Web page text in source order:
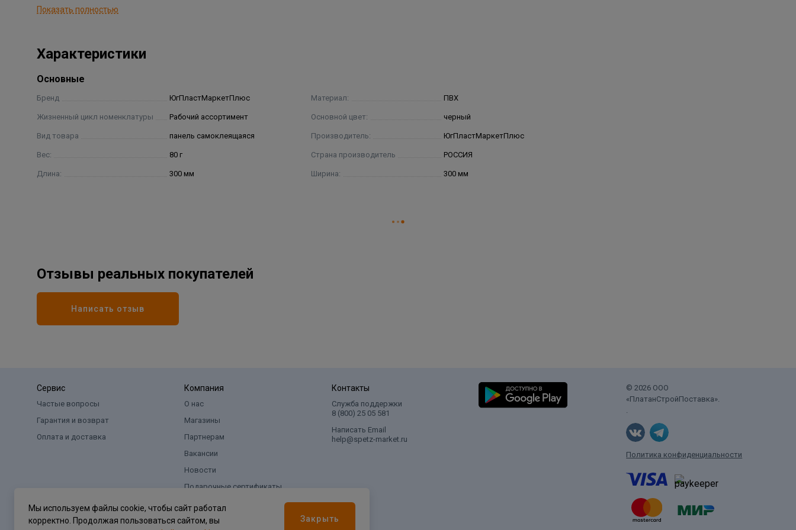
4. Приклейте плитку на поверхност
Показать полностью
Характеристики
Основные
Бренд ЮгПластМаркетПлюс
Жизненный цикл номенклатуры Рабочий ассортимент
Вид товара панель самоклеящаяся
Вес: 80 г
Длина: 300 мм
Материал: ПВХ
Основной цвет: черный
Производитель: ЮгПластМаркетПлюс
Страна производитель РОССИЯ
Ширина: 300 мм
Отзывы реальных покупателей
Написать отзыв
Сервис
Частые вопросы
Гарантия и возврат
Оплата и доставка
Компания
О нас
Магазины
Партнерам
Вакансии
Новости
Подарочные сертификаты
Контакты
Служба поддержки
8 (800) 25 05 581
Написать Email
help@spetz-market.ru
© 2026 ООО
«ПлатанСтройПоставка».
.
Политика конфиденциальности
Мы используем файлы cookie, чтобы сайт работал
корректно. Продолжая пользоваться сайтом, вы
Закрыть